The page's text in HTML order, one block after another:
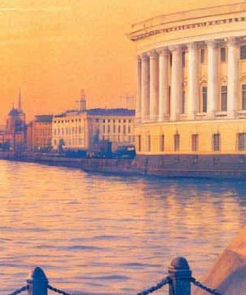
роли в котором исполнят Ченнинг Татум